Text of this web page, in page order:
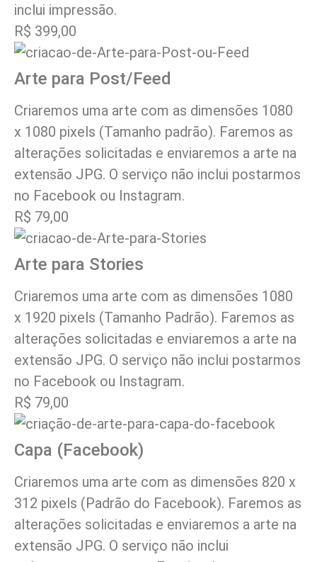
inclui impressão.
R$ 399,00
Arte para Post/Feed
Criaremos uma arte com as dimensões 1080
x 1080 pixels (Tamanho padrão). Faremos as
alterações solicitadas e enviaremos a arte na
extensão JPG. O serviço não inclui postarmos
no Facebook ou Instagram.
R$ 79,00
Arte para Stories
Criaremos uma arte com as dimensões 1080
x 1920 pixels (Tamanho Padrão). Faremos as
alterações solicitadas e enviaremos a arte na
extensão JPG. O serviço não inclui postarmos
no Facebook ou Instagram.
R$ 79,00
Capa (Facebook)
Criaremos uma arte com as dimensões 820 x
312 pixels (Padrão do Facebook). Faremos as
alterações solicitadas e enviaremos a arte na
extensão JPG. O serviço não inclui